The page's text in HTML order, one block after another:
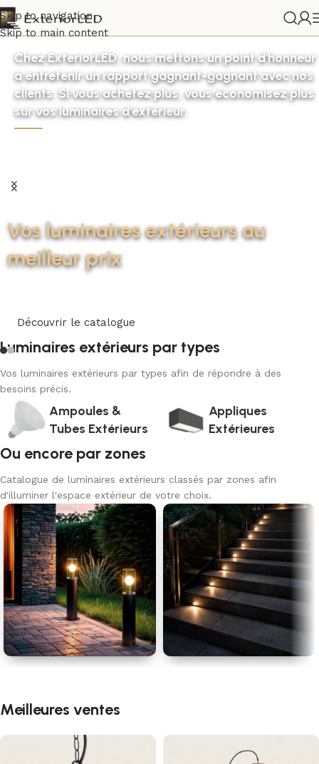
Skip to navigation
Skip to main content
Chez ExteriorLED, nous mettons un point d'honneur
à entretenir un rapport gagnant-gagnant avec nos
clients. Si vous achetez plus, vous économisez plus
sur vos luminaires d'extérieur.
Vos luminaires extérieurs au
meilleur prix
Profitez de nos prix dégressifs selon la quantité
Découvrir le catalogue
Luminaires extérieurs par types
Vos luminaires extérieurs par types afin de répondre à des
besoins précis.
Ampoules &
Tubes Extérieurs
Appliques
Extérieures
Ou encore par zones
Catalogue de luminaires extérieurs classés par zones afin
d'illuminer l'espace extérieur de votre choix.
Meilleures ventes